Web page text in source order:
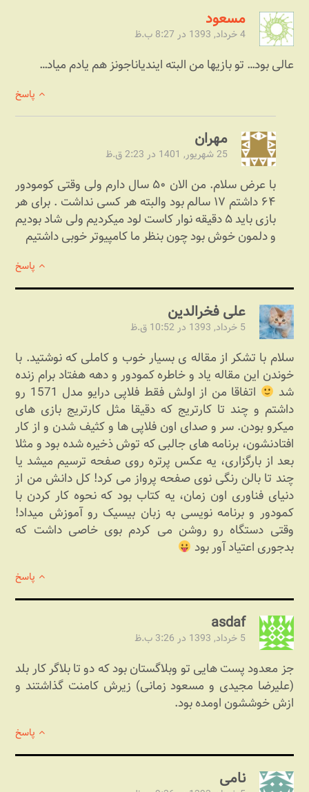
مسعود
4 خرداد, 1393 در 8:27 ب.ظ
عالی بود… تو بازیها من البته ایندیاناجونز هم یادم میاد…
پاسخ
مهران
25 شهریور, 1401 در 2:23 ق.ظ
با عرض سلام. من الان ۵۰ سال دارم ولی وقتی کومودور
۶۴ داشتم ۱۷ سالم بود والبته هر کسی نداشت . برای هر
بازی باید ۵ دقیقه نوار کاست لود میکردیم ولی شاد بودیم
و دلمون خوش بود چون بنظر ما کامپیوتر خوبی داشتیم
پاسخ
علی فخرالدین
5 خرداد, 1393 در 10:52 ق.ظ
سلام با تشکر از مقاله ی بسیار خوب و کاملی که نوشتید. با
خوندن این مقاله یاد و خاطره کمودور و دهه هفتاد برام زنده
شد
اتفاقا من از اولش فقط فلاپی درایو مدل 1571 رو
داشتم و چند تا کارتریج که دقیقا مثل کارتریج بازی های
میکرو بودن. سر و صدای اون فلاپی ها و کثیف شدن و از کار
افتادنشون، برنامه های جالبی که توش ذخیره شده بود و مثلا
بعد از بارگزاری، یه عکس پرتره روی صفحه ترسیم میشد یا
چند تا بالن رنگی نوی صفحه پرواز می کرد! کل دانش من از
دنیای فناوری اون زمان، یه کتاب بود که نحوه کار کردن با
کمودور و برنامه نویسی به زبان بیسیک رو آموزش میداد!
وقتی دستگاه رو روشن می کردم بوی خاصی داشت که
بدجوری اعتیاد آور بود
پاسخ
asdaf
5 خرداد, 1393 در 3:26 ب.ظ
جز معدود پست هایی تو وبلاگستان بود که دو تا بلاگر کار بلد
(علیرضا مجیدی و مسعود زمانی) زیرش کامنت گذاشتند و
ازش خوششون اومده بود.
پاسخ
نامی